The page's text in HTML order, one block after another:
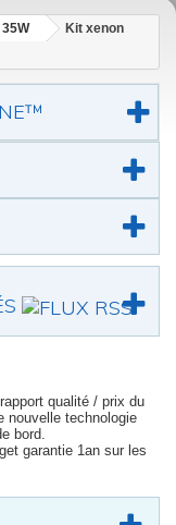
Kit xenon
qualité / prix du
nouvelle technologie
bord.
garantie 1an sur les